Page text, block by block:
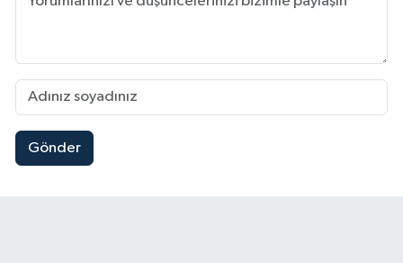
Gönder